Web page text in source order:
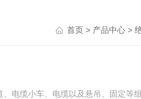
首页 > 产品中心 >
、电缆小车、电缆以及悬吊、固定等